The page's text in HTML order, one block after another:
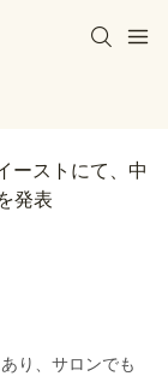
ーストにて、中
発表
り、サロンでも